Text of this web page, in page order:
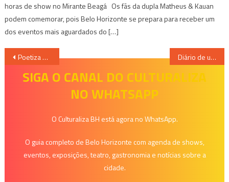
horas de show no Mirante Beagá Os fãs da dupla Matheus & Kauan
podem comemorar, pois Belo Horizonte se prepara para receber um
dos eventos mais aguardados do […]
Navegação
Poetiza BH: Use batom vermelho Diário de uma escrava – Rô Mierling
SIGA O CANAL DO CULTURALIZA
NO WHATSAPP
O Culturaliza BH está agora no WhatsApp.
O guia completo de Belo Horizonte com agenda de shows,
eventos, exposições, teatro, gastronomia e notícias sobre a
cidade.